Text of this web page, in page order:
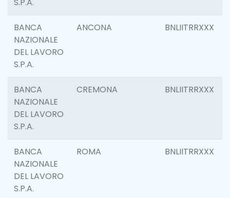
BANCA
NAZIONALE
DEL LAVORO
S.P.A.
ANCONA BNLIITRRXXX
BANCA
NAZIONALE
DEL LAVORO
S.P.A.
CREMONA BNLIITRRXXX
BANCA
NAZIONALE
DEL LAVORO
S.P.A.
ROMA BNLIITRRXXX